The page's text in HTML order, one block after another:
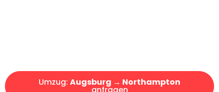
Umzug: Augsburg → Northampton
anfragen